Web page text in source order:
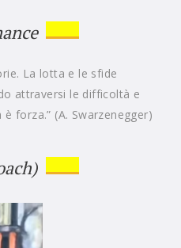
La lotta e le sfide
attraversi le difficoltà e
forza.” (A. Swarzenegger)